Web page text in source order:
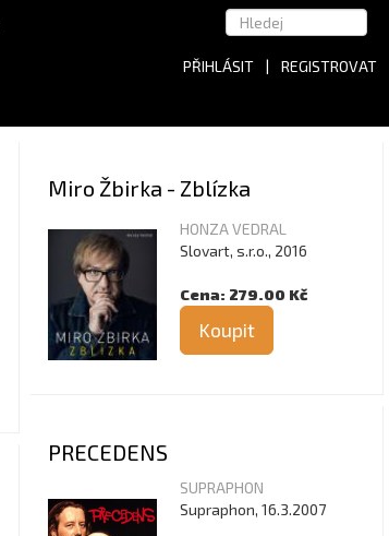
PŘIHLÁSIT | REGISTROVAT
Miro Žbirka - Zblízka
HONZA VEDRAL
Slovart, s.r.o., 2016
Cena: 279.00 Kč
Koupit
PRECEDENS
SUPRAPHON
Supraphon, 16.3.2007